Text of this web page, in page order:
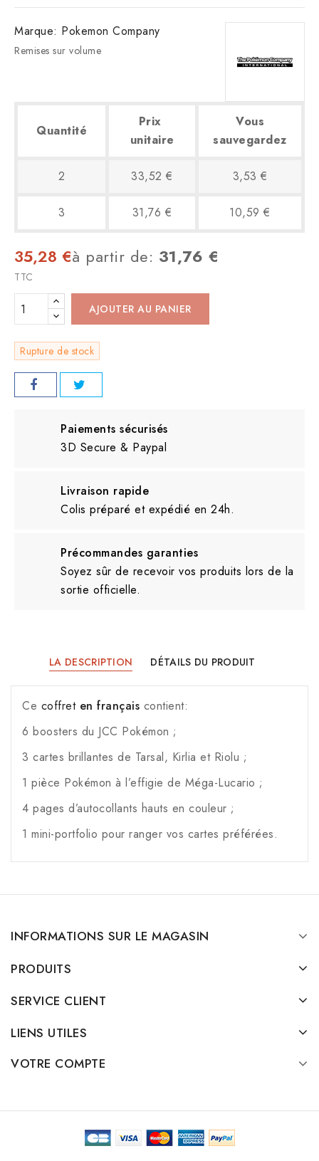
Marque: Pokemon Company
Remises sur volume
Quantité
Prix ​​
unitaire
Vous
sauvegardez
2 33,52 € 3,53 €
3 31,76 € 10,59 €
35,28 €à partir de: 31,76 €
TTC
AJOUTER AU PANIER
Rupture de stock
Paiements sécurisés
3D Secure & Paypal
Livraison rapide
Colis préparé et expédié en 24h.
Précommandes garanties
Soyez sûr de recevoir vos produits lors de la
sortie officielle.
LA DESCRIPTION DÉTAILS DU PRODUIT
Ce coffret en français contient:
6 boosters du JCC Pokémon ;
3 cartes brillantes de Tarsal, Kirlia et Riolu ;
1 pièce Pokémon à l’effigie de Méga-Lucario ;
4 pages d’autocollants hauts en couleur ;
1 mini-portfolio pour ranger vos cartes préférées.
INFORMATIONS SUR LE MAGASIN
PRODUITS
SERVICE CLIENT
LIENS UTILES
VOTRE COMPTE